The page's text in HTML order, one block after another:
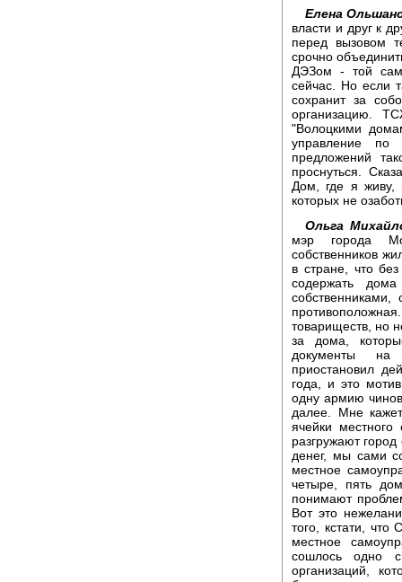
Елена
власти и друг к
перед вызовом
срочно
ДЭЗом - той
сейчас. Но если
сохранит за
организацию.
"Волоцкими
управление по
предложений
проснуться.
Дом, где я живу,
которых не
Ольга
мэр города
собственников
в стране, что
содержать
товариществ, но
за дома,
документы на
приостановил
года, и это
одну армию
далее. Мне
ячейки
разгружают
денег, мы сами
местное
четыре, пять
понимают
Вот это
того, кстати,
местное
сошлось одно
организаций,